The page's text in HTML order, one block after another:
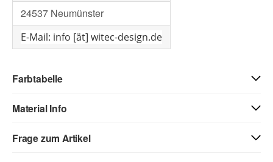
24537 Neumünster
E-Mail: info [ät] witec-design.de
Farbtabelle
Material Info
Frage zum Artikel